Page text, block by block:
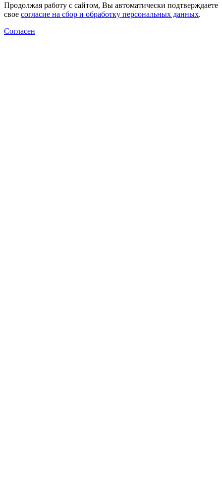
Продолжая работу с сайтом, Вы автоматически подтверждаете
свое согласие на сбор и обработку персональных данных.
Согласен